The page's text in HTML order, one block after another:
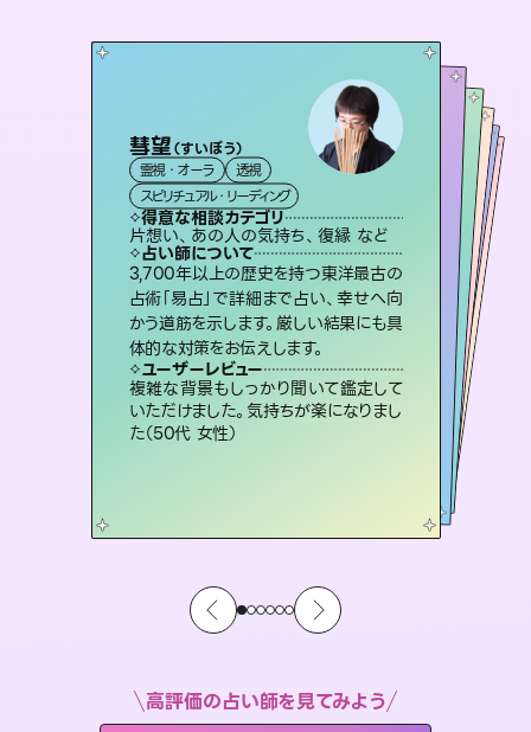
彗望（すいぼう）
霊視・オーラ
透視
スピリチュアル・リーディング
得意な相談カテゴリ
片想い、あの人の気持ち、復縁 など
占い師について
3,700年以上の歴史を持つ東洋最古の
占術「易占」で詳細まで占い、幸せへ向
かう道筋を示します。厳しい結果にも具
体的な対策をお伝えします。
ユーザーレビュー
複雑な背景もしっかり聞いて鑑定して
いただけました。気持ちが楽になりまし
た（50代 女性）
アイリス -iris-
西洋占星術 タロット
ルーン
得意な相談カテゴリ
恋愛総合、片想い、二人の未来 など
占い師について
復縁、恋愛、不倫の行方、同性愛や片
思い、仕事関係や借金問題まで知りた
いことや心の負担になっていることを
紐解き、背中をそっと押して導きます。
ユーザーレビュー
安心感のあり、言い切ってくれる所や濁
さない鑑定のおかげで、毎回自分の気
持ちを整えられます（30代 男性）
セラピスト理恵
霊視・オーラ
スピリチュアル・リーディング
得意な相談カテゴリ
片想い、二人の未来、年の差 など
占い師について
連絡再開、復縁、成就などの報告実績
多数。セラピストとして2万超の施術経
験があるからこそできる鑑定で、より良
い未来をサポートします。
ユーザーレビュー
とても心温まる鑑定でした。しかもこち
らは何も言っていないのに視えていらっ
しゃるんだなと驚きです（30代女性）
おう 霊感オラクル
霊視・オーラ
オラクルカード
得意な相談カテゴリ
恋愛総合、あの人の気持ち など
占い師について
霊視×オラクルカードを使って「今」と「未来」そして「気になるあの人の気持ち」まで丁寧に読み解き、恋や人生のヒントを優しく引き出します。
ユーザーレビュー
不安な気持ちが嘘みたいに晴れまし
た…！よく視えていらっしゃるんだなと
感じました（40代 女性）
未来視師＊花
霊視・オーラ
スピリチュアル・リーディング
得意な相談カテゴリ
出逢い、片想い、復縁 など
占い師について
未来には何パターンもの選択肢があり
ます。不安で視えにくくなっているあな
たの素敵な未来を見つけ、その未来を
選択できるようアドバイスします。
ユーザーレビュー
職場の人の性質や人間関係、本心など
本当によく視えていてびっくり。対策が
打てて前向きになれます（40代）
桃源珠羽
霊視・オーラ タロット
スピリチュアル・リーディング
得意な相談カテゴリ
片想い、あの人の気持ち、復縁 など
占い師について
恋愛のお悩みの中でも特に「曖昧な関
係」の相談を得意としており、友達以上
恋人未満なお相手との今後や本音を丁
寧に読み解き恋愛成就へと導きます。
ユーザーレビュー
鑑定していただいてアドバイス通りに行
動すると仲が復活してきました。ありが
とうございました（40代 女性）
高評価の占い師を見てみよう